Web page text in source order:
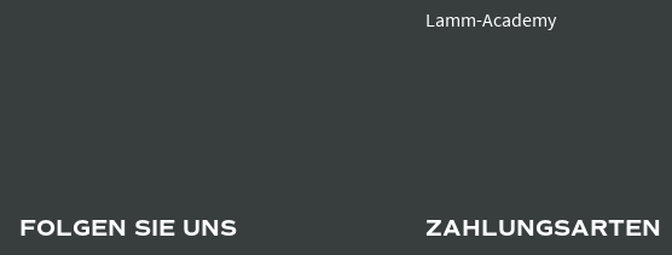
Lamm-Academy
FOLGEN SIE UNS ZAHLUNGSARTEN